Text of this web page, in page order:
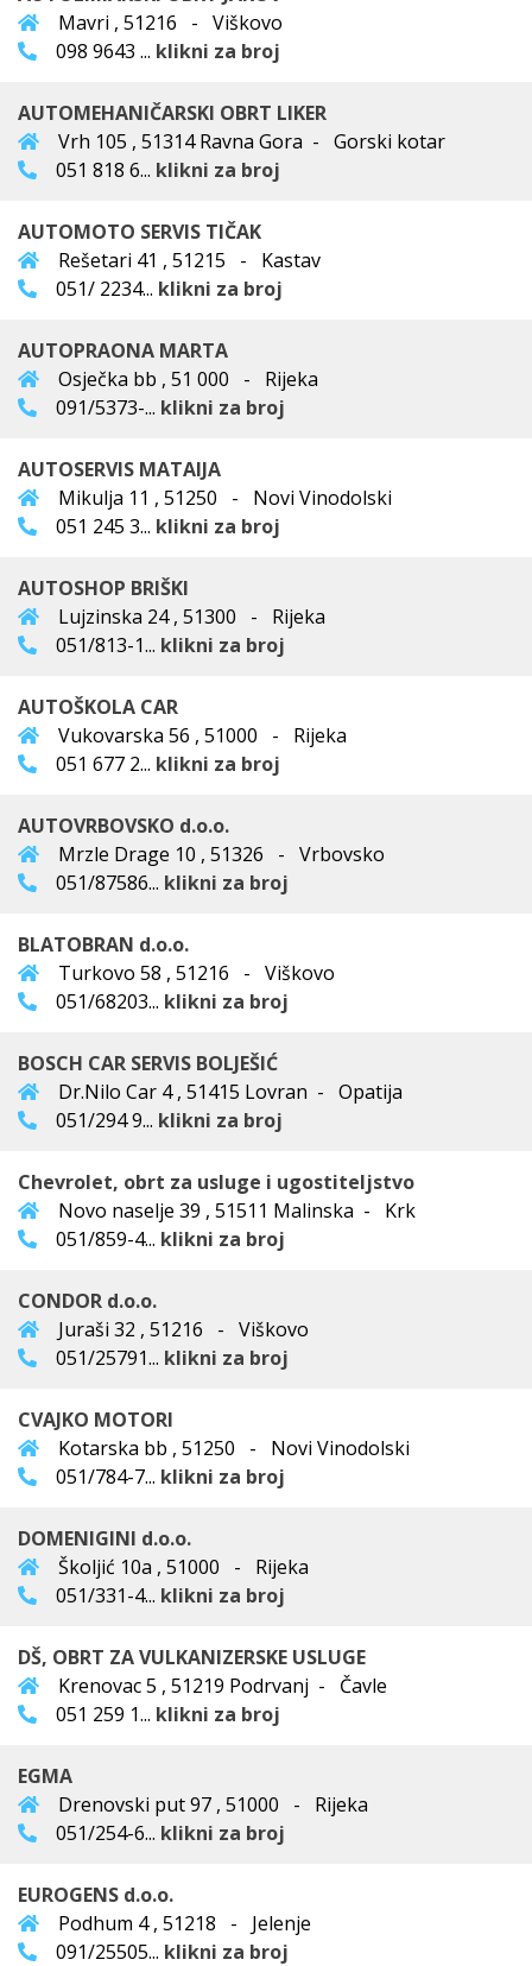
Mavri , 51216 - Viškovo
098 9643 ... klikni za broj
AUTOMEHANIČARSKI OBRT LIKER
Vrh 105 , 51314 Ravna Gora - Gorski kotar
051 818 6... klikni za broj
AUTOMOTO SERVIS TIČAK
Rešetari 41 , 51215 - Kastav
051/ 2234... klikni za broj
AUTOPRAONA MARTA
Osječka bb , 51 000 - Rijeka
091/5373-... klikni za broj
AUTOSERVIS MATAIJA
Mikulja 11 , 51250 - Novi Vinodolski
051 245 3... klikni za broj
AUTOSHOP BRIŠKI
Lujzinska 24 , 51300 - Rijeka
051/813-1... klikni za broj
AUTOŠKOLA CAR
Vukovarska 56 , 51000 - Rijeka
051 677 2... klikni za broj
AUTOVRBOVSKO d.o.o.
Mrzle Drage 10 , 51326 - Vrbovsko
051/87586... klikni za broj
BLATOBRAN d.o.o.
Turkovo 58 , 51216 - Viškovo
051/68203... klikni za broj
BOSCH CAR SERVIS BOLJEŠIĆ
Dr.Nilo Car 4 , 51415 Lovran - Opatija
051/294 9... klikni za broj
Chevrolet, obrt za usluge i ugostiteljstvo
Novo naselje 39 , 51511 Malinska - Krk
051/859-4... klikni za broj
CONDOR d.o.o.
Juraši 32 , 51216 - Viškovo
051/25791... klikni za broj
CVAJKO MOTORI
Kotarska bb , 51250 - Novi Vinodolski
051/784-7... klikni za broj
DOMENIGINI d.o.o.
Školjić 10a , 51000 - Rijeka
051/331-4... klikni za broj
DŠ, OBRT ZA VULKANIZERSKE USLUGE
Krenovac 5 , 51219 Podrvanj - Čavle
051 259 1... klikni za broj
EGMA
Drenovski put 97 , 51000 - Rijeka
051/254-6... klikni za broj
EUROGENS d.o.o.
Podhum 4 , 51218 - Jelenje
091/25505... klikni za broj